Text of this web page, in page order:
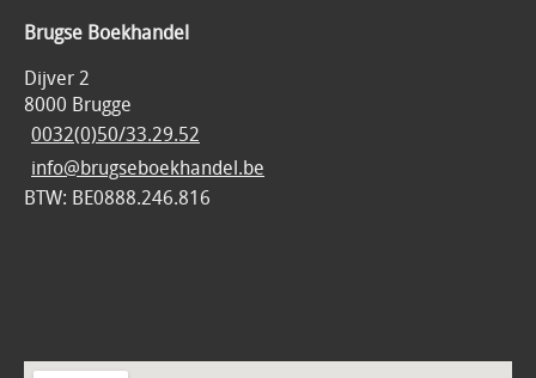
Brugse Boekhandel
Dijver 2
8000 Brugge
0032(0)50/33.29.52
info@brugseboekhandel.be
BTW: BE0888.246.816